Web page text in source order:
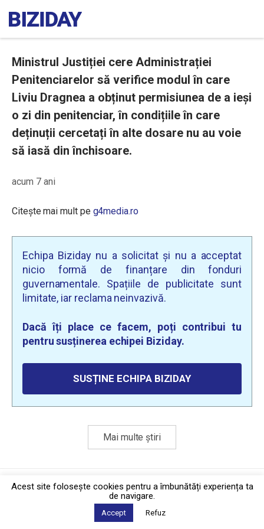
Ministrul Justiției cere Administrației
Penitenciarelor să verifice modul în care
Liviu Dragnea a obținut permisiunea de a ieși
o zi din penitenciar, în condițiile în care
deținuții cercetați în alte dosare nu au voie
să iasă din închisoare.
acum 7 ani
Citește mai mult pe g4media.ro
Echipa Biziday nu a solicitat și nu a acceptat
nicio formă de finanțare din fonduri
guvernamentale. Spațiile de publicitate sunt
limitate, iar reclama neinvazivă.
Dacă îți place ce facem, poți contribui tu
pentru susținerea echipei Biziday.
SUSȚINE ECHIPA BIZIDAY
Mai multe știri
Politica de confidențialitate·Contact
2026 © Biziday
Acest site foloseşte cookies pentru a îmbunătăți experiența ta
de navigare.
Accept Refuz